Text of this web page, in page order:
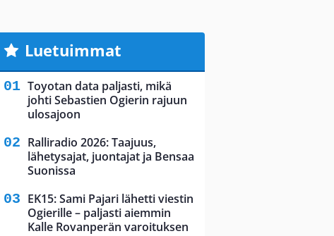
Luetuimmat
Toyotan data paljasti, mikä
johti Sebastien Ogierin rajuun
ulosajoon
Ralliradio 2026: Taajuus,
lähetysajat, juontajat ja Bensaa
Suonissa
EK15: Sami Pajari lähetti viestin
Ogierille – paljasti aiemmin
Kalle Rovanperän varoituksen